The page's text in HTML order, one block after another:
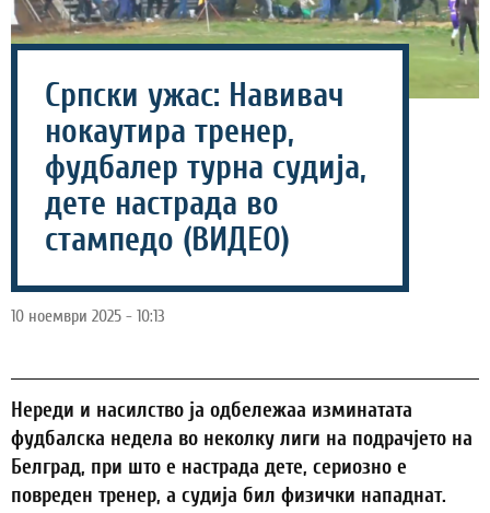
Српски ужас: Навивач
нокаутира тренер,
фудбалер турна судија,
дете настрада во
стампедо (ВИДЕО)
10 ноември 2025 - 10:13
Нереди и насилство ја одбележаа изминатата
фудбалска недела во неколку лиги на подрачјето на
Белград, при што е настрада дете, сериозно е
повреден тренер, а судија бил физички нападнат.